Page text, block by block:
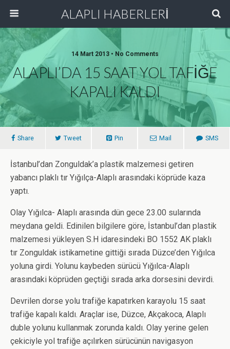
ALAPLI HABERLERİ
14 Mart 2013 • No Comments
ALAPLI’DA 15 SAAT YOL TAFİĞE
KAPALI KALDI
Share Tweet Pin Mail SMS
İstanbul’dan Zonguldak’a plastik malzemesi getiren
yabancı plaklı tır Yığılça-Alaplı arasındaki köprüde kaza
yaptı.
Olay Yığılca- Alaplı arasında dün gece 23.00 sularında
meydana geldi. Edinilen bilgilere göre, İstanbul’dan plastik
malzemesi yükleyen S.H idaresindeki BO 1552 AK plaklı
tır Zonguldak istikametine gittiği sırada Düzce’den Yığılca
yoluna girdi. Yolunu kaybeden sürücü Yığılca-Alaplı
arasındaki köprüden geçtiği sırada arka dorsesini devirdi.
Devrilen dorse yolu trafiğe kapatırken karayolu 15 saat
trafiğe kapalı kaldı. Araçlar ise, Düzce, Akçakoca, Alaplı
duble yolunu kullanmak zorunda kaldı. Olay yerine gelen
çekiciyle yol trafiğe açılırken sürücünün navigasyon